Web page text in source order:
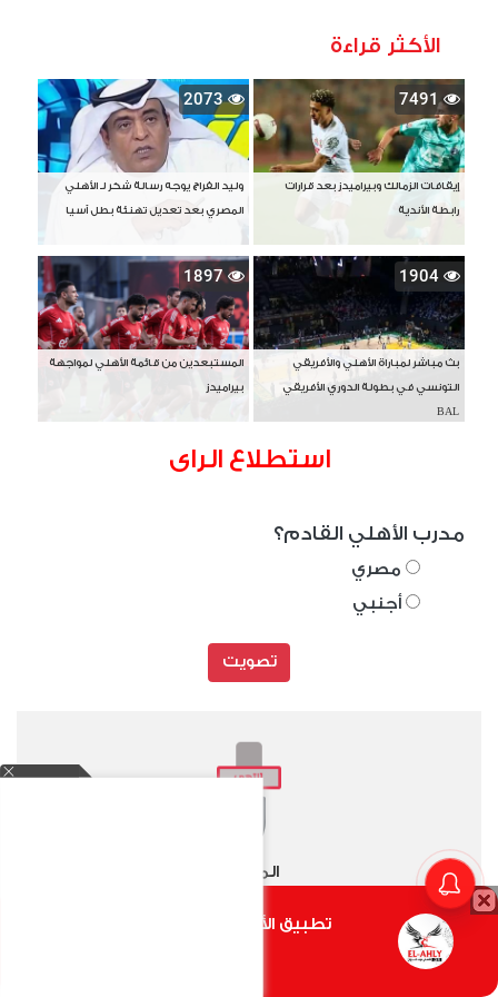
الأكثر قراءة
7491
إيقافات الزمالك وبيراميدز بعد قرارات
رابطة الأندية
2073
وليد الفراج يوجه رسالة شكر لـ الأهلي
المصري بعد تعديل تهنئة بطل آسيا
1904
بث مباشر لمباراة الأهلي والأفريقي
التونسي في بطولة الدوري الأفريقي
BAL
1897
المستبعدين من قائمة الأهلي لمواجهة
بيراميدز
استطلاع الراى
مدرب الأهلي القادم؟
مصري
أجنبي
تصويت
المصري
تطبيق الأهلي.كوم متاح الأن